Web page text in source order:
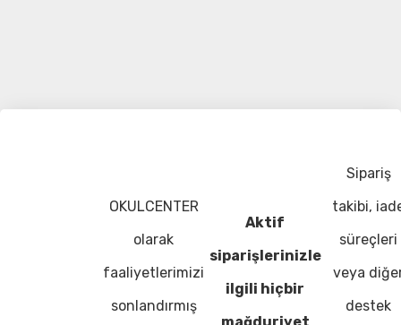
OKULCENTER
olarak
faaliyetlerimizi
sonlandırmış
Aktif
siparişlerinizle
ilgili hiçbir
Sipariş
takibi,
süreçleri
veya
destek